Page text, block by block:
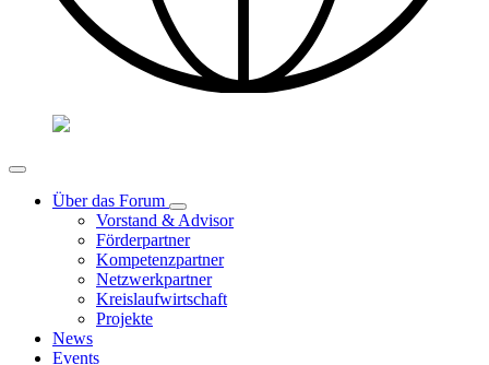
Über das Forum
Vorstand & Advisor
Förderpartner
Kompetenzpartner
Netzwerkpartner
Kreislaufwirtschaft
Projekte
News
Events